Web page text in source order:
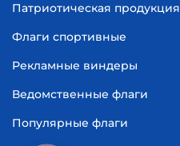
Патриотическая продукция
Флаги спортивные
Рекламные виндеры
Ведомственные флаги
Популярные флаги